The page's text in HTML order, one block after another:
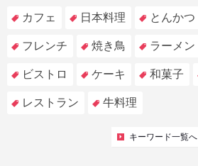
カフェ 日本料理 とんかつ
フレンチ 焼き鳥 ラーメン
ビストロ ケーキ 和菓子
レストラン 牛料理
キーワード一覧へ